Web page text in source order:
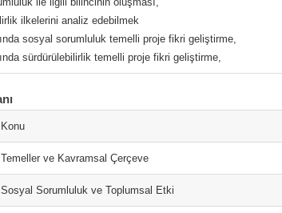
ilkelerini analiz edebilmek
sosyal sorumluluk temelli proje fikri geliştirme,
sürdürülebilirlik temelli proje fikri geliştirme,
Konu
Temeller ve Kavramsal Çerçeve
Sosyal Sorumluluk ve Toplumsal Etki